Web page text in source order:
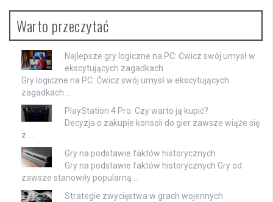
Warto przeczytać
Najlepsze gry logiczne na PC: Ćwicz swój umysł w
ekscytujących zagadkach
Gry logiczne na PC: Ćwicz swój umysł w ekscytujących
zagadkach …
PlayStation 4 Pro: Czy warto ją kupić?
Decyzja o zakupie konsoli do gier zawsze wiąże się
z …
Gry na podstawie faktów historycznych
Gry na podstawie faktów historycznych Gry od
zawsze stanowiły popularną …
Strategie zwycięstwa w grach wojennych